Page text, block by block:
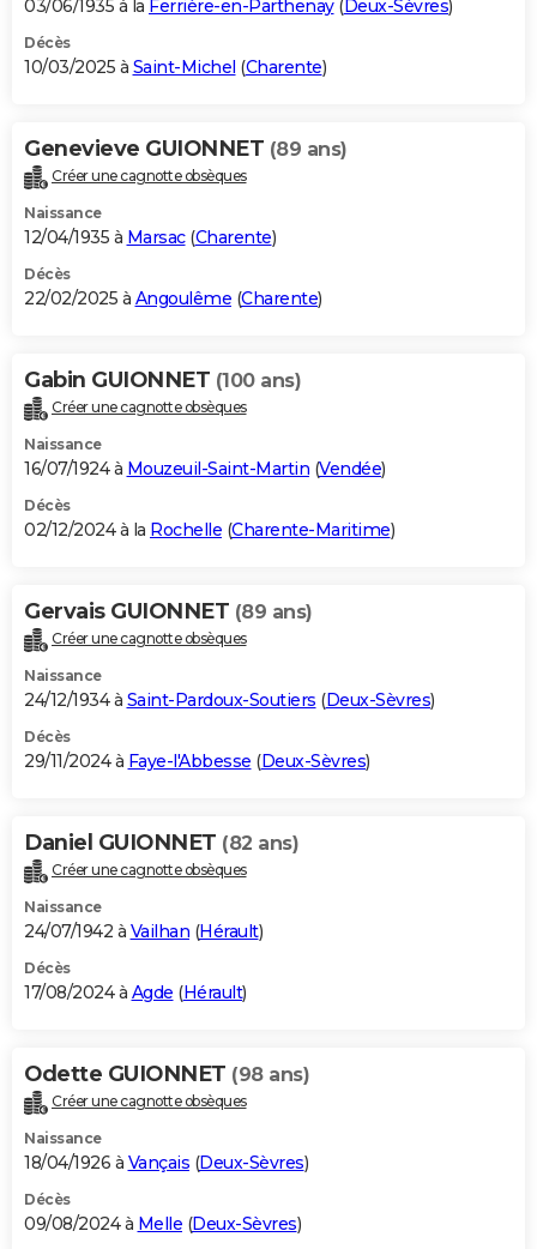
03/06/1935 à la Ferrière-en-Parthenay( Deux-Sèvres)
Décès
10/03/2025 à Saint-Michel (Charente)
Genevieve GUIONNET (89 ans)
Créer une cagnotte obsèques
Naissance
12/04/1935 à Marsac(Charente)
Décès
22/02/2025 à Angoulême (Charente)
Gabin GUIONNET (100 ans)
Créer une cagnotte obsèques
Naissance
16/07/1924 à Mouzeuil-Saint-Martin (Vendée)
Décès
02/12/2024 à la Rochelle (Charente-Maritime)
Gervais GUIONNET (89 ans)
Créer une cagnotte obsèques
Naissance
24/12/1934 à Saint-Pardoux-Soutiers (Deux-Sèvres)
Décès
29/11/2024 à Faye-l'Abbesse (Deux-Sèvres)
Daniel GUIONNET (82 ans)
Créer une cagnotte obsèques
Naissance
24/07/1942 à Vailhan (Hérault)
Décès
17/08/2024 à Agde (Hérault)
Odette GUIONNET (98 ans)
Créer une cagnotte obsèques
Naissance
18/04/1926 à Vançais (Deux-Sèvres)
Décès
09/08/2024 à Melle (Deux-Sèvres)